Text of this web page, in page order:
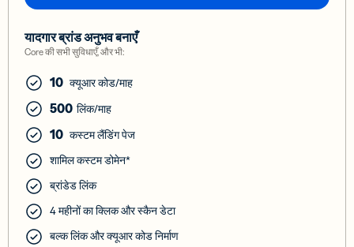
यादगार ब्रांड अनुभव बनाएँ
Core की सभी सुविधाएँ, और भी:
10 क्यूआर कोड/माह
500 लिंक/माह
10 कस्टम लैंडिंग पेज
शामिल कस्टम डोमेन*
ब्रांडेड लिंक
4 महीनों का क्लिक और स्कैन डेटा
बल्क लिंक और क्यूआर कोड निर्माण